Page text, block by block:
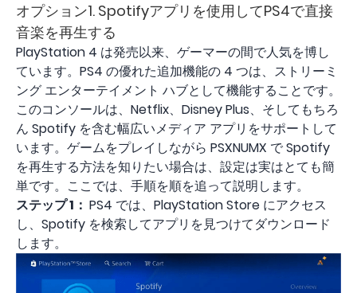
オプション1. Spotifyアプリを使用してPS4で直接
音楽を再生する
PlayStation 4 は発売以来、ゲーマーの間で人気を博し
ています。PS4 の優れた追加機能の 4 つは、ストリーミ
ング エンターテイメント ハブとして機能することです。
このコンソールは、Netflix、Disney Plus、そしてもちろ
ん Spotify を含む幅広いメディア アプリをサポートして
います。ゲームをプレイしながら PSXNUMX で Spotify
を再生する方法を知りたい場合は、設定は実はとても簡
単です。ここでは、手順を順を追って説明します。
ステップ 1： PS4 では、PlayStation Store にアクセス
し、Spotify を検索してアプリを見つけてダウンロード
します。